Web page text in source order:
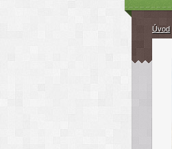
Úvod